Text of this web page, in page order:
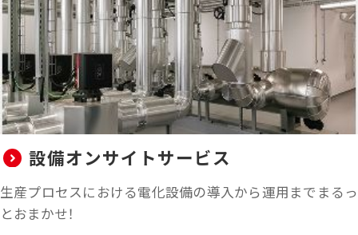
設備オンサイトサービス
生産プロセスにおける電化設備の導入から運用までまるっ
とおまかせ！